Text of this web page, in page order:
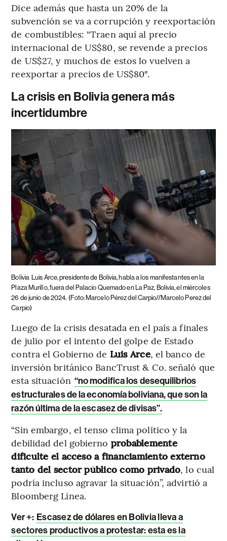
Dice además que hasta un 20% de la
subvención se va a corrupción y reexportación
de combustibles: “Traen aquí al precio
internacional de US$80, se revende a precios
de US$27, y muchos de estos lo vuelven a
reexportar a precios de US$80″.
La crisis en Bolivia genera más
incertidumbre
Bolivia Luis Arce, presidente de Bolivia, habla a los manifestantes en la
Plaza Murillo, fuera del Palacio Quemado en La Paz, Bolivia, el miércoles
26 de junio de 2024. (Foto: Marcelo Pérez del Carpio//Marcelo Perez del
Carpio)
Luego de la crisis desatada en el país a finales
de julio por el intento del golpe de Estado
contra el Gobierno de Luis Arce, el banco de
inversión británico BancTrust & Co. señaló que
esta situación “no modifica los desequilibrios
estructurales de la economía boliviana, que son la
razón última de la escasez de divisas”.
“Sin embargo, el tenso clima político y la
debilidad del gobierno probablemente
dificulte el acceso a financiamiento externo
tanto del sector público como privado, lo cual
podría incluso agravar la situación”, advirtió a
Bloomberg Línea.
Ver +: Escasez de dólares en Bolivia lleva a
sectores productivos a protestar: esta es la